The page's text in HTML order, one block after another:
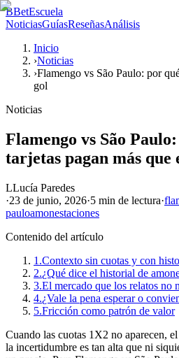
BBetEscuela
NoticiasGuíasReseñasAnálisis
Inicio
›Noticias
›Flamengo vs São Paulo: por
gol
Noticias
Flamengo vs São
tarjetas pagan más que
LLucía Paredes
·23 de junio, 2026·5 min de lectura·
pauloamonestaciones
Contenido del artículo
1.Contexto sin cuotas y con
2.¿Qué dice el historial de
3.El mercado que los relatos no
4.¿Vale la pena esperar o
5.Fricción como patrón de valor
Cuando las cuotas 1X2 no aparecen,
la incertidumbre es tan alta que ni